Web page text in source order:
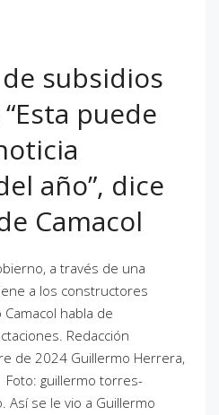
subsidios
puede
año”, dice
Camacol
a través de una
a los constructores
habla de
Redacción
de 2024 Guillermo Herrera,
guillermo torres-
se le vio a Guillermo